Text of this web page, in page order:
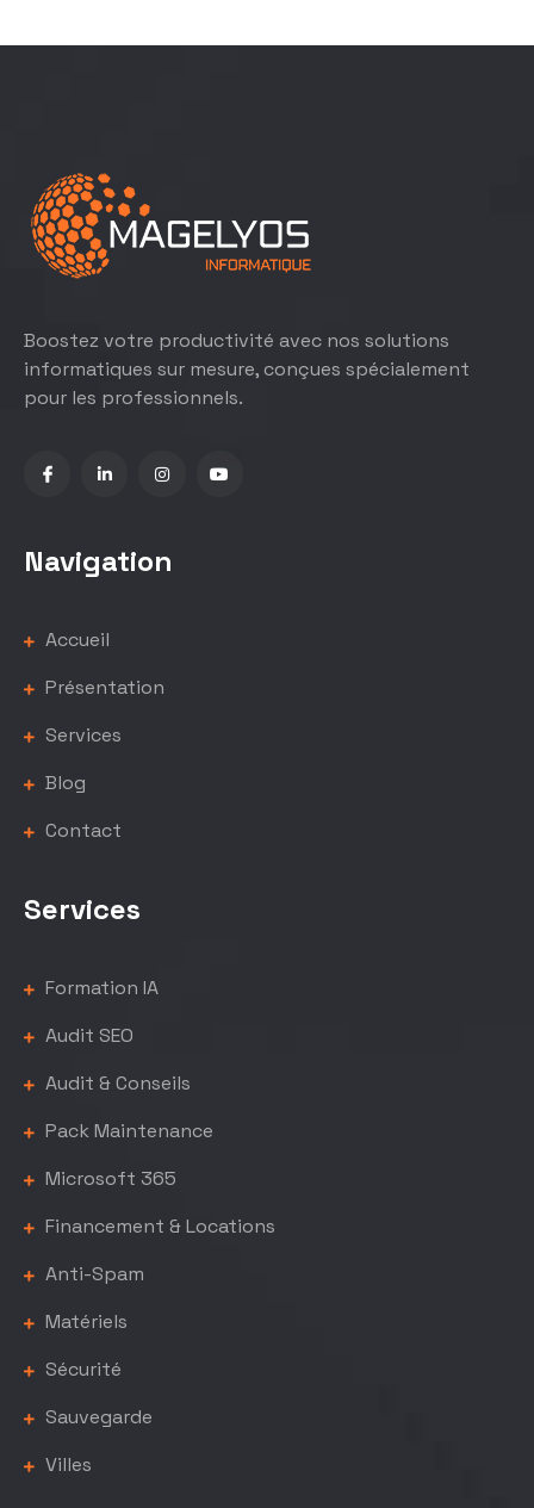
Boostez votre productivité avec nos solutions
informatiques sur mesure, conçues spécialement
pour les professionnels.
Navigation
Accueil
Présentation
Services
Blog
Contact
Services
Formation IA
Audit SEO
Audit & Conseils
Pack Maintenance
Microsoft 365
Financement & Locations
Anti-Spam
Matériels
Sécurité
Sauvegarde
Villes